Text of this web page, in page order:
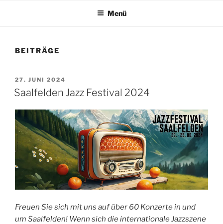
Menü
BEITRÄGE
VERÖFFENTLICHT
AM
27. JUNI 2024
Saalfelden Jazz Festival 2024
Freuen Sie sich mit uns auf über 60 Konzerte in und
um Saalfelden! Wenn sich die internationale Jazzszene